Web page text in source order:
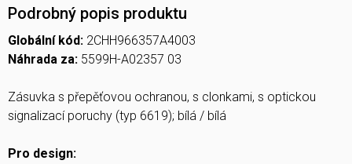
Podrobný popis produktu
Globální kód: 2CHH966357A4003
Náhrada za: 5599H-A02357 03
Zásuvka s přepěťovou ochranou, s clonkami, s optickou
signalizací poruchy (typ 6619); bílá / bílá
Pro design: